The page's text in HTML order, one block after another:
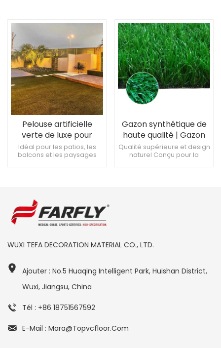
Pelouse artificielle
verte de luxe pour
l'aménagement
paysager extérieur
Idéal pour les patios, les
balcons et les paysages
des formes personnalisées
Gazon synthétique de
haute qualité | Gazon
de 3 à 5 cm pour le
sport et la terrasse
Qualité supérieure et design
naturel Conçu pour la
WUXI TEFA DECORATION MATERIAL CO., LTD.
Ajouter : No.5 Huaqing Intelligent Park, Huishan District,
Wuxi, Jiangsu, China
Tél : +86 18751567592
E-Mail : Mara@topvcfloor.com